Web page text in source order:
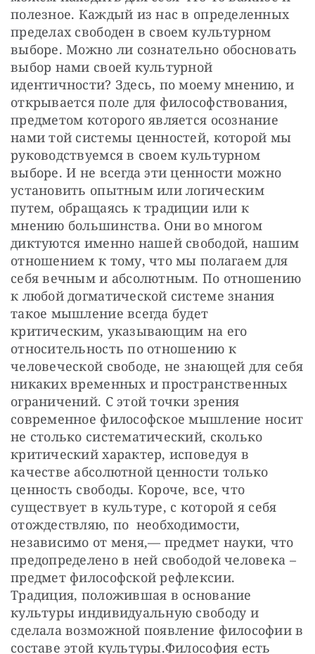
полезное. Каждый из нас в определенных
пределах свободен в своем культурном
выборе. Можно ли сознательно обосновать
выбор нами своей культурной
идентичности? Здесь, по моему мнению, и
открывается поле для философствования,
предметом которого является осознание
нами той системы ценностей, которой мы
руководствуемся в своем культурном
выборе. И не всегда эти ценности можно
установить опытным или логическим
путем, обращаясь к традиции или к
мнению большинства. Они во многом
диктуются именно нашей свободой, нашим
отношением к тому, что мы полагаем для
себя вечным и абсолютным. По отношению
к любой догматической системе знания
такое мышление всегда будет
критическим, указывающим на его
относительность по отношению к
человеческой свободе, не знающей для себя
никаких временных и пространственных
ограничений. С этой точки зрения
современное философское мышление носит
не столько систематический, сколько
критический характер, исповедуя в
качестве абсолютной ценности только
ценность свободы. Короче, все, что
существует в культуре, с которой я себя
отождествляю, по  необходимости,
независимо от меня,— предмет науки, что
предопределено в ней свободой человека –
предмет философской рефлексии.
Традиция, положившая в основание
культуры индивидуальную свободу и
сделала возможной появление философии в
составе этой культуры.Философия есть